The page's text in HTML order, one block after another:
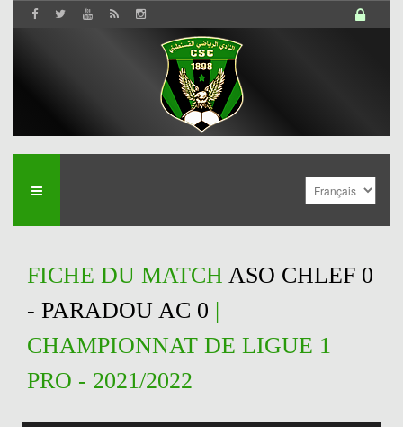
FICHE DU MATCH ASO CHLEF 0
- PARADOU AC 0 |
CHAMPIONNAT DE LIGUE 1
PRO - 2021/2022